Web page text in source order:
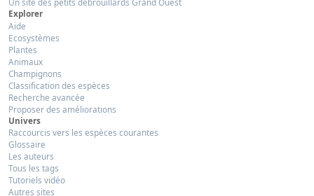
Explorer
Aide
Ecosystèmes
Plantes
Animaux
Champignons
Classification des espèces
Recherche avancée
Proposer des améliorations
Univers
Raccourcis vers les espèces courantes
Glossaire
Les auteurs
Tous les tags
Tutoriels vidéo
Autres sites